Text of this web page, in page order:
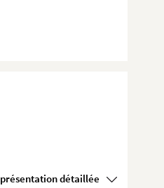
Voir la présentation détaillée